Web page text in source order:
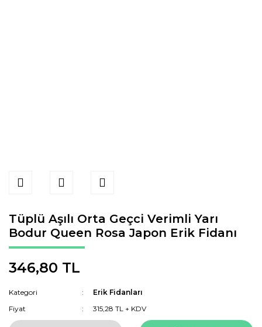
Tüplü Aşılı Orta Geçci Verimli Yarı
Bodur Queen Rosa Japon Erik Fidanı
346,80 TL
Kategori
Erik Fidanları
Fiyat
315,28 TL + KDV